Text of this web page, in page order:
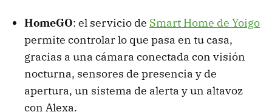
HomeGO: el servicio de Smart Home de Yoigo
permite controlar lo que pasa en tu casa,
gracias a una cámara conectada con visión
nocturna, sensores de presencia y de
apertura, un sistema de alerta y un altavoz
con Alexa.